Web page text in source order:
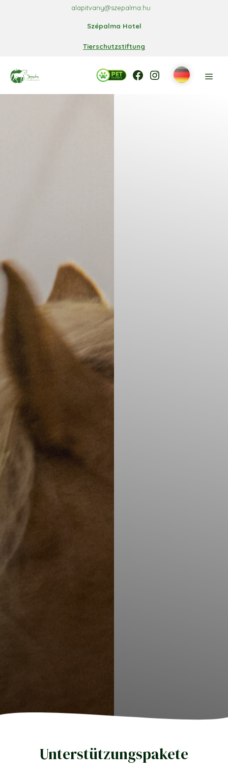
alapitvany@szepalma.hu
Szépalma Hotel
Tierschutzstiftung
Facebook Facebook
Instagram
Unterstützungspakete